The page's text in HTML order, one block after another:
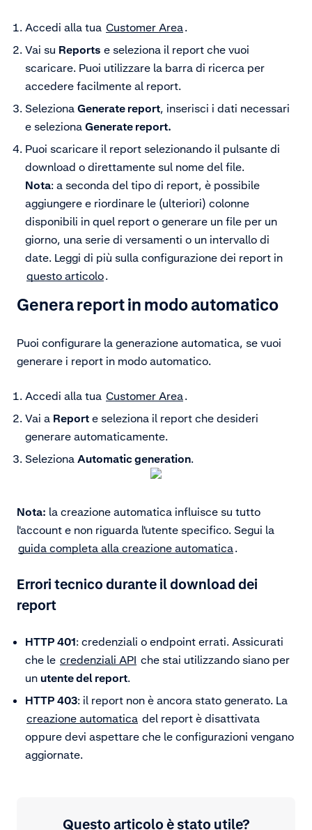
Accedi alla tua Customer Area.
Vai su Reports e seleziona il report che vuoi
scaricare. Puoi utilizzare la barra di ricerca per
accedere facilmente al report.
Seleziona Generate report, inserisci i dati necessari
e seleziona Generate report.
Puoi scaricare il report selezionando il pulsante di
download o direttamente sul nome del file.
Nota: a seconda del tipo di report, è possibile
aggiungere e riordinare le (ulteriori) colonne
disponibili in quel report o generare un file per un
giorno, una serie di versamenti o un intervallo di
date. Leggi di più sulla configurazione dei report in
questo articolo.
Genera report in modo automatico
Puoi configurare la generazione automatica, se vuoi
generare i report in modo automatico.
Accedi alla tua Customer Area.
Vai a Report e seleziona il report che desideri
generare automaticamente.
Seleziona Automatic generation.
Nota: la creazione automatica influisce su tutto
l'account e non riguarda l'utente specifico. Segui la
guida completa alla creazione automatica.
Errori tecnico durante il download dei
report
HTTP 401: credenziali o endpoint errati. Assicurati
che le credenziali API che stai utilizzando siano per
un utente del report.
HTTP 403: il report non è ancora stato generato. La
creazione automatica del report è disattivata
oppure devi aspettare che le configurazioni vengano
aggiornate.
Questo articolo è stato utile?